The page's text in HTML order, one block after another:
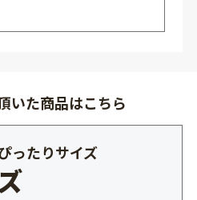
いた商品はこちら
ったりサイズ